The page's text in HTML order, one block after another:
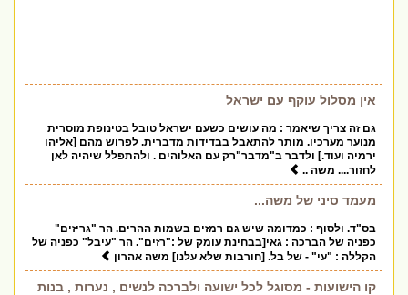
אין מסלול עוקף עם ישראל
גם זה צריך שיאמר : מה עושים כשעם ישראל טובל בטינופת מוסרית
מנוער מערכיו. מותר להתאבל בבדידות מדברית. לפרוש מהם [אליהו
ירמיה ועוד.] ולדבר ב"מדבר"רק עם האלוהים . ולהתפלל שיהיה לאן
לחזור.... משה ..
מעמד סיני של משה...
בס"ד. ולסוף : כמדומה שיש גם רמזים בשמות ההרים. הר "גריזים"
כפניה של הברכה : גאי[בבחינת עומק של :"רזים". הר "עיבל" כפניה של
הקללה : "עי" - של בל. [חורבות שלא עלנו] משה אהרון
קו הישועות - מסוגל לכל ישועה ולברכה לנשים , נערות , בנות